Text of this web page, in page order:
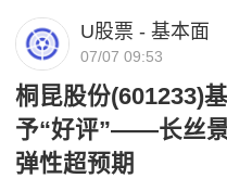
U股票 - 基本面
07/07 09:53
桐昆股份(601233)
予“好评”——长丝景
弹性超预期